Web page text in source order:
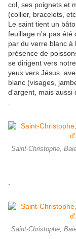
col, ses poignets et
(collier, bracelets,
Le saint tient un
feuillage n'a pas été
par du verre blanc à
présence de
se dirigent vers
yeux vers Jésus,
blanc (visages,
d'argent, mais aussi
Saint-Christophe,
Saint-Christophe,